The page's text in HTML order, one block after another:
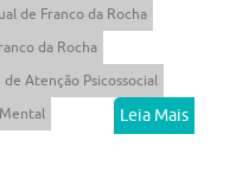
de Franco da Rocha
da Rocha
de Atenção Psicossocial
Leia Mais